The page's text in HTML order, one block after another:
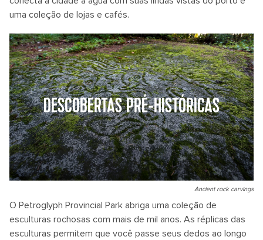
uma coleção de lojas e cafés.
DESCOBERTAS PRÉ-HISTÓRICAS
Ancient rock carvings
O Petroglyph Provincial Park abriga uma coleção de
esculturas rochosas com mais de mil anos. As réplicas das
esculturas permitem que você passe seus dedos ao longo